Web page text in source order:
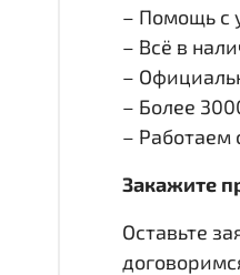
– Помощь с
– Всё в
–
– Более
– Работаем
Закажите
Оставьте